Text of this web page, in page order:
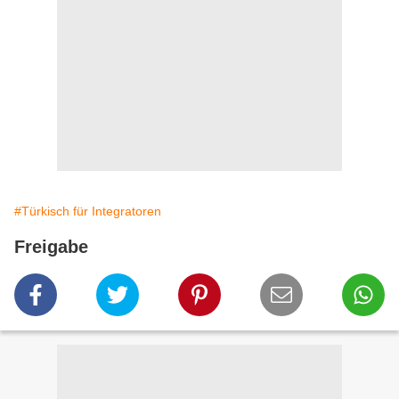
#Türkisch für Integratoren
Freigabe